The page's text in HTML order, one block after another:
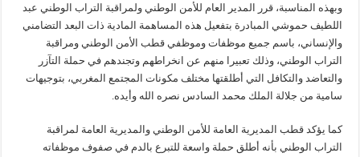
وبهذه المناسبة، قرر المدير العام للأمن الوطني ولمراقبة التراب الوطني عبد
اللطيف حموشي المبادرة بتفعيل هذه المساهمة المادية ذات البعد التضامني
والإنساني، باسم جميع موظفات وموظفي قطب الأمن الوطني ومراقبة
التراب الوطني، وذلك تعبيرا منهم عن انخراطهم وتجندهم في حملة التآزر
والتعاضد والتكافل التي أطلقتها مختلف مكونات المجتمع المغربي، بتوجيهات
سامية من جلالة الملك محمد السادس نصره الله وأيده.
كما يؤكد قطب المديرية العامة للأمن الوطني والمديرية العامة لمراقبة
التراب الوطني بأنه أطلق حملة واسعة للتبرع بالدم في صفوف موظفاته